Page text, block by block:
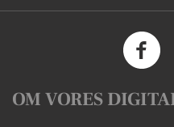
OM VORES